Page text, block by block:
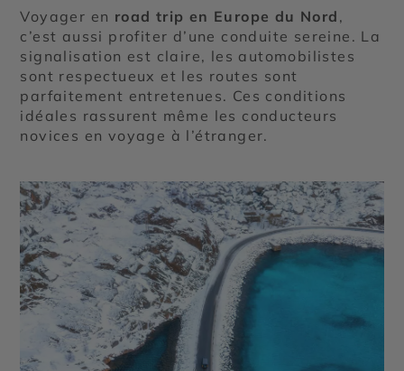
Voyager en road trip en Europe du Nord ,
c’est aussi profiter d’une conduite sereine. La
signalisation est claire, les automobilistes
sont respectueux et les routes sont
parfaitement entretenues. Ces conditions
idéales rassurent même les conducteurs
novices en voyage à l’étranger.